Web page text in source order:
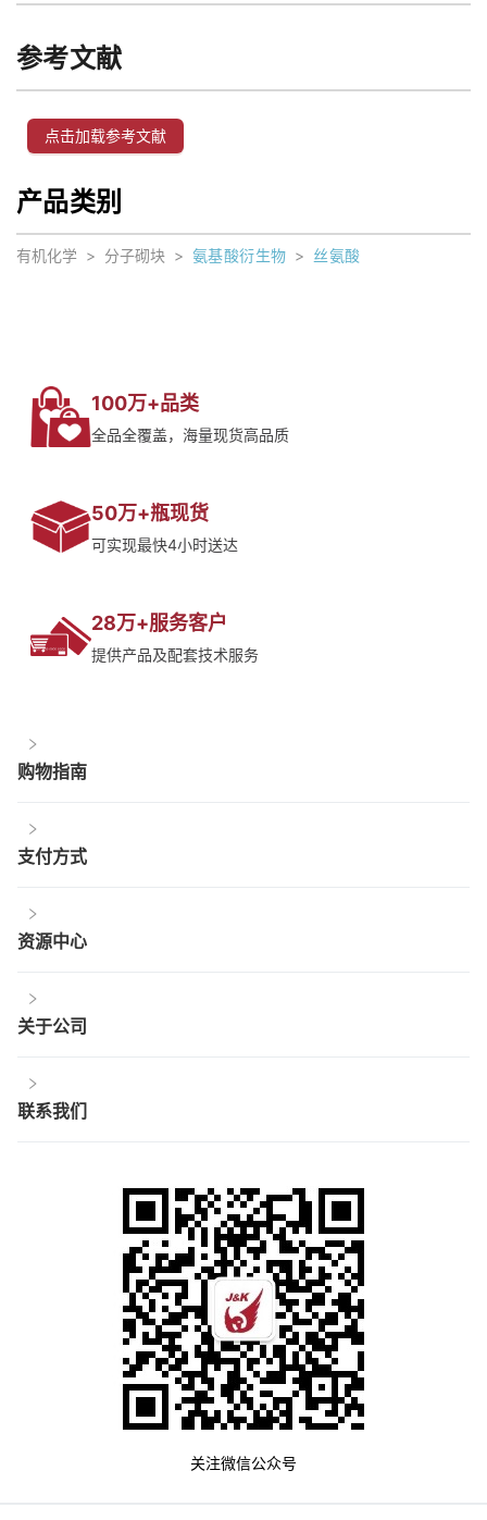
参考文献
点击加载参考文献
产品类别
有机化学 > 分子砌块 > 氨基酸衍生物 > 丝氨酸
100万+品类
全品全覆盖，海量现货高品质
50万+瓶现货
可实现最快4小时送达
28万+服务客户
提供产品及配套技术服务
购物指南
支付方式
资源中心
关于公司
联系我们
关注微信公众号